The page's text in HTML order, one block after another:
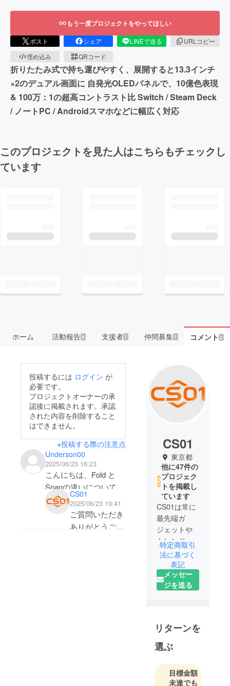
もう一度プロジェクトをやってほしい
ポスト シェア LINEで送る
URLコピー
埋め込み
QRコード
折りたたみ式で持ち運びやすく、展開すると13.3インチ
×2のデュアル画面に 自発光OLEDパネルで、10億色表現
& 100万：1の超高コントラスト比 Switch / Steam Deck
/ ノートPC / Androidスマホなどに幅広く対応
このプロジェクトを見た人はこちらもチェックし
ています
ホーム 活動報告4 支援者7 仲間募集 1 コメント 2
投稿するには ログイン が
必要です。
プロジェクトオーナーの承
認後に掲載されます。承認
された内容を削除すること
はできません。
※投稿する際の注意点
Underson00
2025/06/23 16:23
こんにちは、Fold と
Spanの違いについて教
えてください。
折りたたみできるでき
ないについては理解し
CS01
2025/06/23 19:41
ご質問いただき
ありがとうござ
CS01
東京都
他に47件の
プロジェク
トを掲載し
ています
CS01は常に
最先端ガ
ジェットや
トレンド雑
貨の販売事
業を行なっ
ておりま
す。「いい
う思いのも
とで、社員
一同、より
良い製品を
発見して、
特定商取引
法に基づく
表記
メッセー
ジを送る
リターンを
選ぶ
目標金額
未達でも